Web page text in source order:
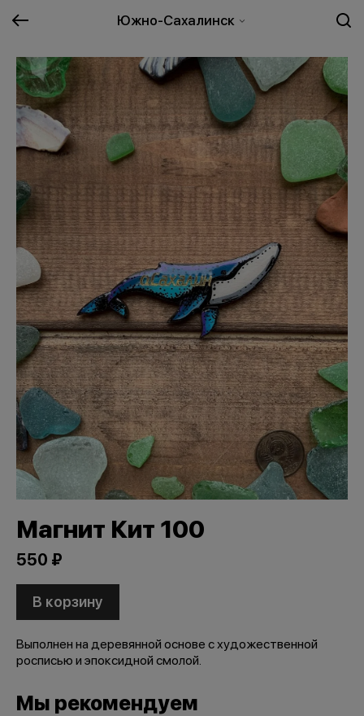
Южно-Сахалинск
Магнит Кит 100
550 ₽
В корзину
Выполнен на деревянной основе с художественной
росписью и эпоксидной смолой.
Мы рекомендуем